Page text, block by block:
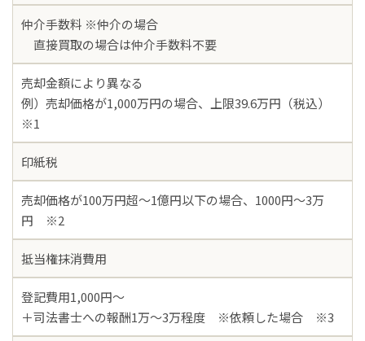
仲介手数料 ※仲介の場合
直接買取の場合は仲介手数料不要
売却金額により異なる
例）売却価格が1,000万円の場合、上限39.6万円（税込）
※1
印紙税
売却価格が100万円超～1億円以下の場合、1000円～3万
円 ※2
抵当権抹消費用
登記費用1,000円〜
＋司法書士への報酬1万〜3万程度 ※依頼した場合 ※3